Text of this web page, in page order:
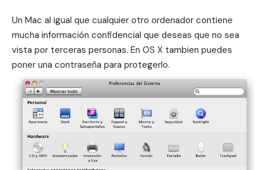
Un Mac al igual que cualquier otro ordenador contiene
mucha información confidencial que deseas que no sea
vista por terceras personas. En OS X tambien puedes
poner una contraseña para protegerlo.